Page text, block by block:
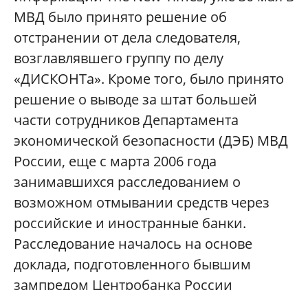
МВД было принято решение об
отстранении от дела следователя,
возглавлявшего группу по делу
«ДИСКОНТа». Кроме того, было принято
решение о выводе за штат большей
части сотрудников Департамента
экономической безопасности (ДЭБ) МВД
России, еще с марта 2006 года
занимавшихся расследованием о
возможном отмывании средств через
российские и иностранные банки.
Расследование началось на основе
доклада, подготовленного бывшим
зампредом Центробанка России